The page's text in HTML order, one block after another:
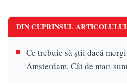
DIN CUPRINSUL ARTICOLULUI
Ce trebuie să știi dacă
Amsterdam. Cât de mari